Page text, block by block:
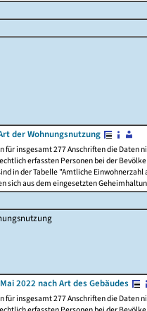
der Wohnungsnutzung
für insgesamt 277 Anschriften die
erfassten Personen bei der
in der Tabelle "Amtliche
sich aus dem eingesetzten
2022 nach Art des Gebäudes
für insgesamt 277 Anschriften die